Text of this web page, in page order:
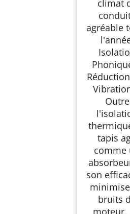
climat
agréable
Outre
tapis
comme
son
bruits
moteur,